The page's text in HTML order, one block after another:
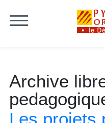
Archive
Les projets